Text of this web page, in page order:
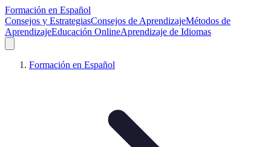
Formación en Español
Consejos y EstrategiasConsejos de AprendizajeMétodos de
AprendizajeEducación OnlineAprendizaje de Idiomas
Formación en Español